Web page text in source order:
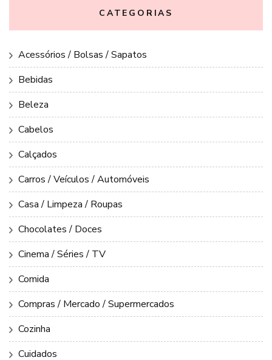
CATEGORIAS
Acessórios / Bolsas / Sapatos
Bebidas
Beleza
Cabelos
Calçados
Carros / Veículos / Automóveis
Casa / Limpeza / Roupas
Chocolates / Doces
Cinema / Séries / TV
Comida
Compras / Mercado / Supermercados
Cozinha
Cuidados